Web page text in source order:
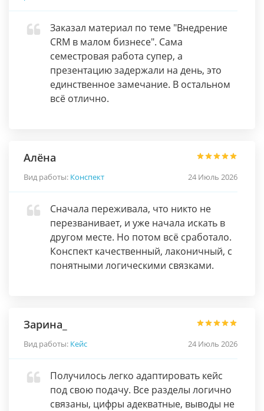
Заказал материал по теме "Внедрение
CRM в малом бизнесе". Сама
семестровая работа супер, а
презентацию задержали на день, это
единственное замечание. В остальном
всё отлично.
Алёна
Вид работы: Конспект 24 Июль 2026
Сначала переживала, что никто не
перезванивает, и уже начала искать в
другом месте. Но потом всё сработало.
Конспект качественный, лаконичный, с
понятными логическими связками.
Зарина_
Вид работы: Кейс 24 Июль 2026
Получилось легко адаптировать кейс
под свою подачу. Все разделы логично
связаны, цифры адекватные, выводы не